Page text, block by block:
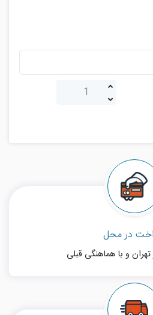
در محل
و با هماهنگی قبلی